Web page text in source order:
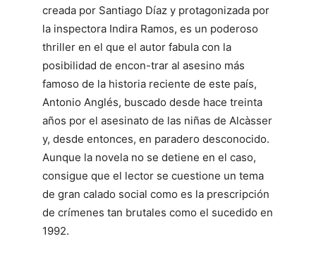
creada por Santiago Díaz y protagonizada por
la inspectora Indira Ramos, es un poderoso
thriller en el que el autor fabula con la
posibilidad de encon-trar al asesino más
famoso de la historia reciente de este país,
Antonio Anglés, buscado desde hace treinta
años por el asesinato de las niñas de Alcàsser
y, desde entonces, en paradero desconocido.
Aunque la novela no se detiene en el caso,
consigue que el lector se cuestione un tema
de gran calado social como es la prescripción
de crímenes tan brutales como el sucedido en
1992.